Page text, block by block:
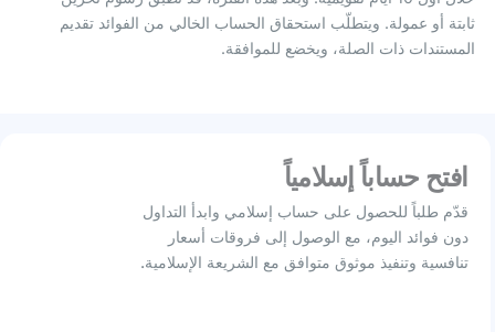
ثابتة أو عمولة. ويتطلّب استحقاق الحساب الخالي من الفوائد تقديم
المستندات ذات الصلة، ويخضع للموافقة.
افتح حساباً إسلامياً
قدّم طلباً للحصول على حساب إسلامي وابدأ التداول
دون فوائد اليوم، مع الوصول إلى فروقات أسعار
تنافسية وتنفيذ موثوق متوافق مع الشريعة الإسلامية.